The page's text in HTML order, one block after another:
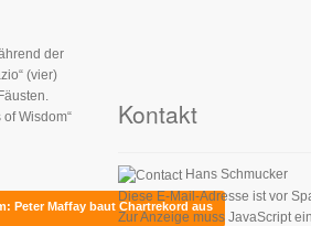
der
(vier)
Wisdom“
Peter Maffay baut Chartrekord aus
Kontakt
Hans Schmucker
Diese E-Mail-Adresse ist vor
Zur Anzeige muss JavaScript